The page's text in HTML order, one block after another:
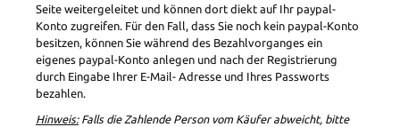
Seite weitergeleitet und können dort diekt auf Ihr paypal-
Konto zugreifen. Für den Fall, dass Sie noch kein paypal-Konto
besitzen, können Sie während des Bezahlvorganges ein
eigenes paypal-Konto anlegen und nach der Registrierung
durch Eingabe Ihrer E-Mail- Adresse und Ihres Passworts
bezahlen.
Hinweis:Falls die Zahlende Person vom Käufer abweicht, bitte